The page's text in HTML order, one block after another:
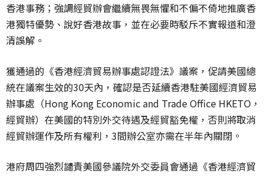
香港事務；強調經貿辦會繼續無畏無懼和不偏不倚地推廣香
港獨特優勢、說好香港故事，並在必要時駁斥不實報道和澄
清誤解。
獲通過的《香港經濟貿易辦事處認證法》議案，促請美國總
統在議案生效的30天內，確認是否延續香港駐美國經濟貿易
辦事處（Hong Kong Economic and Trade Office HKETO，
經貿辦）在美國的特別外交待遇及經貿豁免權，否則將取消
經貿辦運作及所有權利，3間辦公室亦需在半年內關閉。
港府周四強烈譴責美國參議院外交委員會通過《香港經濟貿